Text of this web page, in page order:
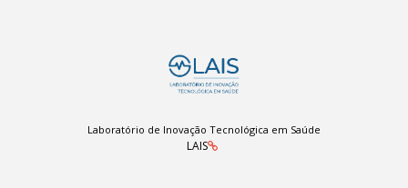
Laboratório de Inovação Tecnológica em Saúde
LAIS